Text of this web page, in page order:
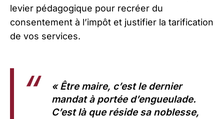
levier pédagogique pour recréer du
consentement à l’impôt et justifier la tarification
de vos services.
« Être maire, c’est le dernier
mandat à portée d’engueulade.
C’est là que réside sa noblesse,